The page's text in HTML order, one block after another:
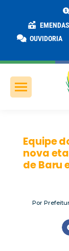
OUVIDORIA
Equipe
nova
de Baru
Por